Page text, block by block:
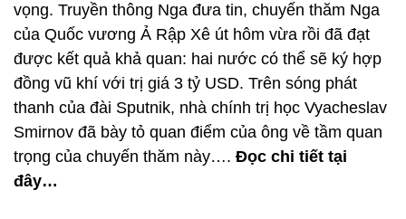
vọng. Truyền thông Nga đưa tin, chuyến thăm Nga
của Quốc vương Ả Rập Xê út hôm vừa rồi đã đạt
được kết quả khả quan: hai nước có thể sẽ ký hợp
đồng vũ khí với trị giá 3 tỷ USD. Trên sóng phát
thanh của đài Sputnik, nhà chính trị học Vyacheslav
Smirnov đã bày tỏ quan điểm của ông về tầm quan
trọng của chuyến thăm này…. Đọc chi tiết tại
đây…